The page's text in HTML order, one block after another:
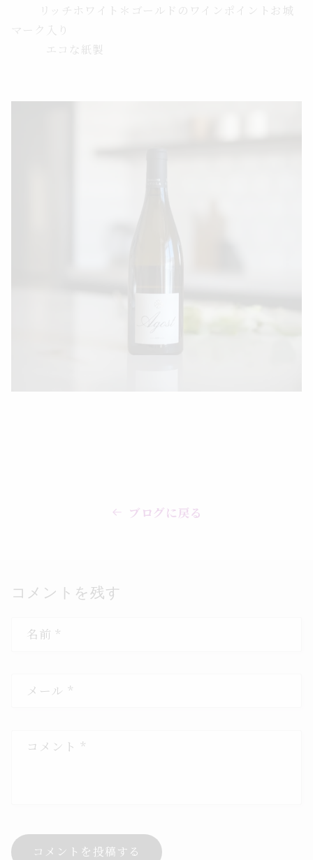
リッチホワイト＊ゴールドのワインポイントお城
マーク入り
エコな紙製
ブログに戻る
コメントを残す
名前 *
メール *
コメント *